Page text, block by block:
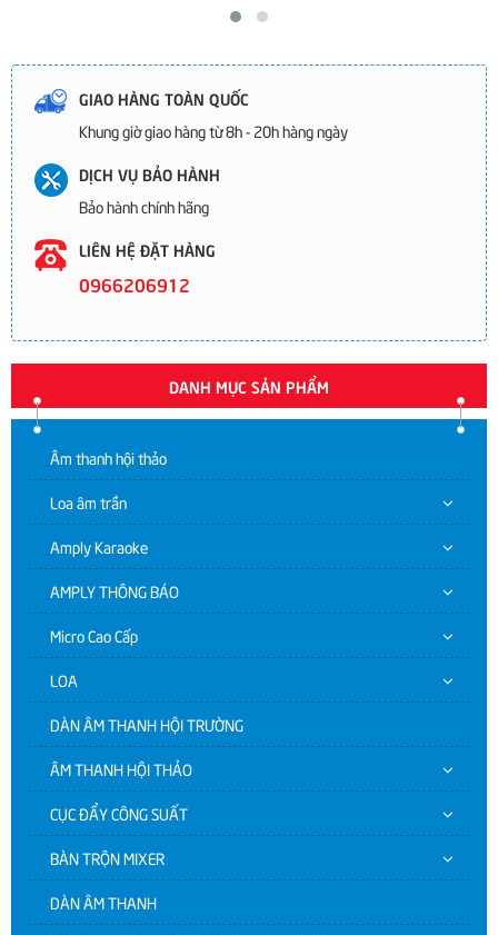
GIAO HÀNG TOÀN QUỐC
Khung giờ giao hàng từ 8h - 20h hàng ngày
DỊCH VỤ BẢO HÀNH
Bảo hành chính hãng
LIÊN HỆ ĐẶT HÀNG
0966206912
DANH MỤC SẢN PHẨM
Âm thanh hội thảo
Loa âm trần
Amply Karaoke
AMPLY THÔNG BÁO
Micro Cao Cấp
LOA
DÀN ÂM THANH HỘI TRƯỜNG
ÂM THANH HỘI THẢO
CỤC ĐẨY CÔNG SUẤT
BÀN TRỘN MIXER
DÀN ÂM THANH